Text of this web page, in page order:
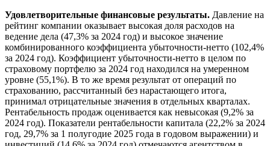
Удовлетворительные финансовые результаты. Давление на
рейтинг компании оказывает высокая доля расходов на
ведение дела (47,3% за 2024 год) и высокое значение
комбинированного коэффициента убыточности-нетто (102,4%
за 2024 год). Коэффициент убыточности-нетто в целом по
страховому портфелю за 2024 год находился на умеренном
уровне (55,1%). В то же время результат от операций по
страхованию, рассчитанный без нарастающего итога,
принимал отрицательные значения в отдельных кварталах.
Рентабельность продаж оценивается как невысокая (9,2% за
2024 год). Показатели рентабельности капитала (22,2% за 2024
год, 29,7% за 1 полугодие 2025 года в годовом выражении) и